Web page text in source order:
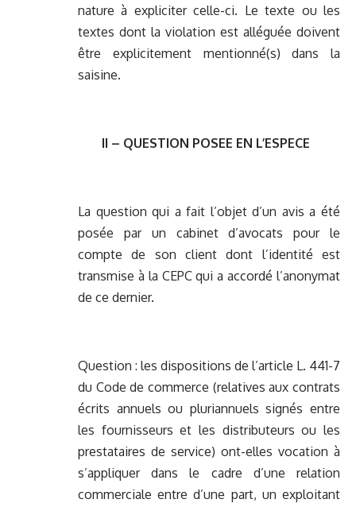
nature à expliciter celle-ci. Le texte ou les
textes dont la violation est alléguée doivent
être explicitement mentionné(s) dans la
saisine.
II – QUESTION POSEE EN L’ESPECE
La question qui a fait l’objet d’un avis a été
posée par un cabinet d’avocats pour le
compte de son client dont l’identité est
transmise à la CEPC qui a accordé l’anonymat
de ce dernier.
Question : les dispositions de l’article L. 441-7
du Code de commerce (relatives aux contrats
écrits annuels ou pluriannuels signés entre
les fournisseurs et les distributeurs ou les
prestataires de service) ont-elles vocation à
s’appliquer dans le cadre d’une relation
commerciale entre d’une part, un exploitant